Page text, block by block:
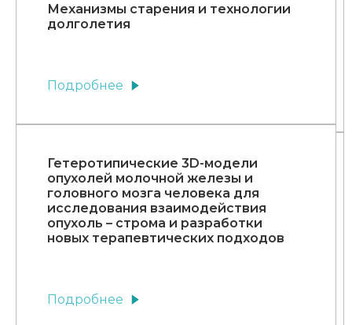
Механизмы старения и технологии
долголетия
Подробнее
Гетеротипические 3D-модели
опухолей молочной железы и
головного мозга человека для
исследования взаимодействия
опухоль – строма и разработки
новых терапевтических подходов
Подробнее